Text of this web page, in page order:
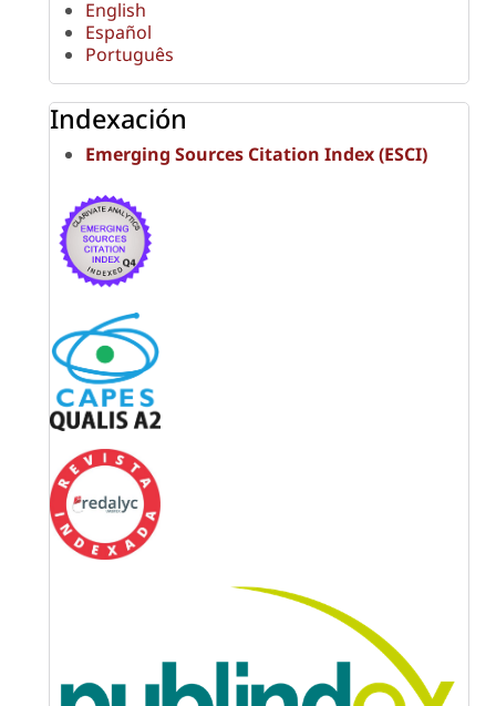
English
Español
Português
Indexación
Emerging Sources Citation Index (ESCI)